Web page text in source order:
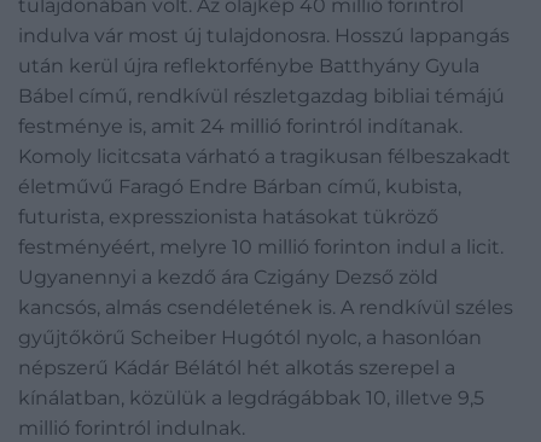
tulajdonában volt. Az olajkép 40 millió forintról
indulva vár most új tulajdonosra. Hosszú lappangás
után kerül újra reflektorfénybe Batthyány Gyula
Bábel című, rendkívül részletgazdag bibliai témájú
festménye is, amit 24 millió forintról indítanak.
Komoly licitcsata várható a tragikusan félbeszakadt
életművű Faragó Endre Bárban című, kubista,
futurista, expresszionista hatásokat tükröző
festményéért, melyre 10 millió forinton indul a licit.
Ugyanennyi a kezdő ára Czigány Dezső zöld
kancsós, almás csendéletének is. A rendkívül széles
gyűjtőkörű Scheiber Hugótól nyolc, a hasonlóan
népszerű Kádár Bélától hét alkotás szerepel a
kínálatban, közülük a legdrágábbak 10, illetve 9,5
millió forintról indulnak.